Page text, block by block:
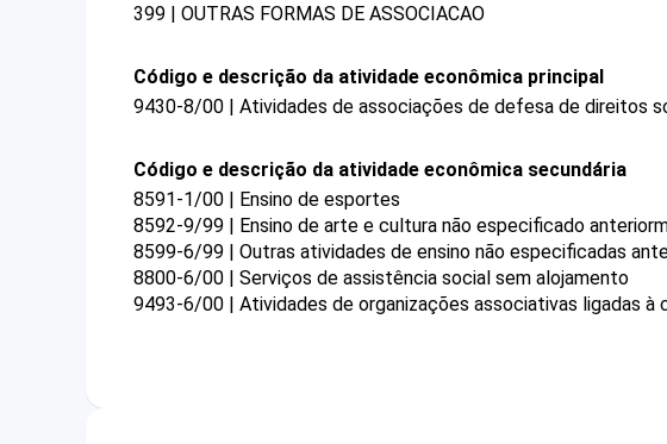
399 | OUTRAS FORMAS DE ASSOCIACAO
Código e descrição da atividade econômica principal
9430-8/00 | Atividades de associações de defesa de direitos
Código e descrição da atividade econômica secundária
8591-1/00 | Ensino de esportes
8592-9/99 | Ensino de arte e cultura não especificado
8599-6/99 | Outras atividades de ensino não especificadas
8800-6/00 | Serviços de assistência social sem alojamento
9493-6/00 | Atividades de organizações associativas ligadas à